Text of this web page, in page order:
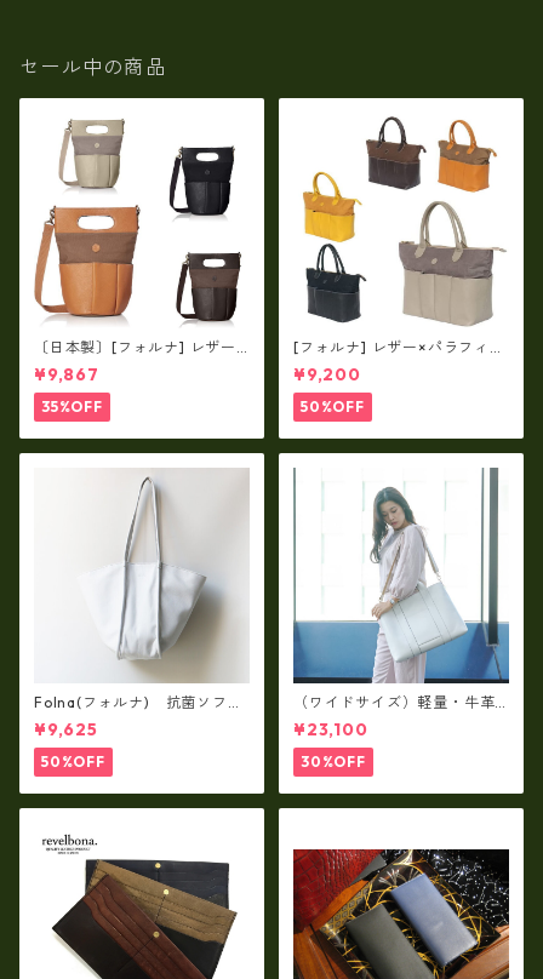
セール中の商品
〔日本製〕[フォルナ] レザー×
パラフィン筒型2way シュリン
クレザー×79Aパラフィン fo
-259630
¥9,867
35%OFF
[フォルナ] レザー×パラフィン
筒型2way シュリンクレザー×
79Aパラフィン トートL fo-2
59632
¥9,200
50%OFF
Folna(フォルナ) 抗菌ソフト
スムースレザー トートバッグ
¥9,625
50%OFF
（ワイドサイズ）軽量・牛革
製品・2WAYヌメ革トートバッ
グ（A3サイズ/日本製）(高収
納）ir-02G
¥23,100
30%OFF